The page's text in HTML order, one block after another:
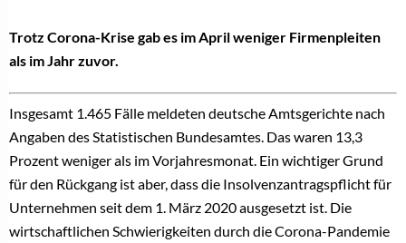
Trotz Corona-Krise gab es im April weniger Firmenpleiten
als im Jahr zuvor.
Insgesamt 1.465 Fälle meldeten deutsche Amtsgerichte nach
Angaben des Statistischen Bundesamtes. Das waren 13,3
Prozent weniger als im Vorjahresmonat. Ein wichtiger Grund
für den Rückgang ist aber, dass die Insolvenzantragspflicht für
Unternehmen seit dem 1. März 2020 ausgesetzt ist. Die
wirtschaftlichen Schwierigkeiten durch die Corona-Pandemie